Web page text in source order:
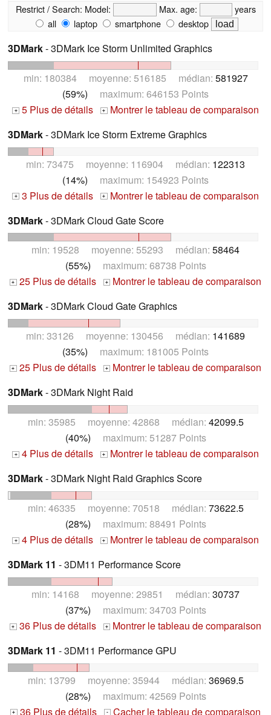
Restrict / Search: Model: Max. age:
years
all
laptop smartphone desktop
3DMark- 3DMark Ice Storm Unlimited Graphics
min: 180384 moyenne: 516185 médian: 581927
(59%) maximum: 646153 Points
+ 5 Plus de détails + Montrer le tableau de comparaison
3DMark- 3DMark Ice Storm Extreme Graphics
min: 73475 moyenne: 116904 médian: 122313
(14%) maximum: 154923 Points
+ 3 Plus de détails + Montrer le tableau de comparaison
3DMark- 3DMark Cloud Gate Score
min: 19528 moyenne: 55293 médian: 58464
(55%) maximum: 68738 Points
+ 25 Plus de détails +
Montrer le tableau de comparaison
3DMark- 3DMark Cloud Gate Graphics
min: 33126 moyenne: 130456 médian: 141689
(35%) maximum: 181005 Points
+ 25 Plus de détails +
Montrer le tableau de comparaison
3DMark- 3DMark Night Raid
min: 35985 moyenne: 42868 médian: 42099.5
(40%) maximum: 51287 Points
+ 4 Plus de détails + Montrer le tableau de comparaison
3DMark- 3DMark Night Raid Graphics Score
min: 46335 moyenne: 70518 médian: 73622.5
(28%) maximum: 88491 Points
+ 4 Plus de détails + Montrer le tableau de comparaison
3DMark 11 - 3DM11 Performance Score
min: 14168 moyenne: 29851 médian: 30737
(37%) maximum: 34703 Points
+ 36 Plus de détails +
Montrer le tableau de comparaison
3DMark 11 - 3DM11 Performance GPU
min: 13799 moyenne: 35944 médian: 36969.5
(28%) maximum: 42569 Points
+ 36 Plus de détails - Cacher le tableau de comparaison